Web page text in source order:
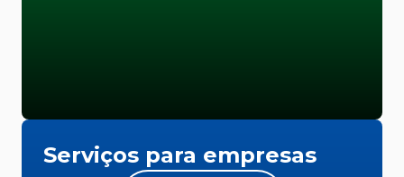
Serviços para empresas